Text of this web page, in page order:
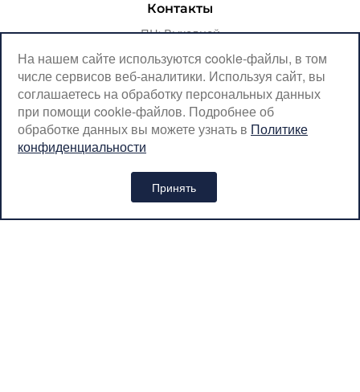
Контакты
ПН: Выходной
ВТ-ПТ: с 07:00 до 20:00
СБ-ВС: с 08:00 до 18:00
Москва, Крылатская, 10
SerpantinCyclingShop@gmail.com
+7 (926) 899-38-31
На нашем сайте используются cookie-файлы, в том
числе сервисов веб-аналитики. Используя сайт, вы
соглашаетесь на обработку персональных данных
при помощи cookie-файлов. Подробнее об
обработке данных вы можете узнать в Политике
конфиденциальности
Принять